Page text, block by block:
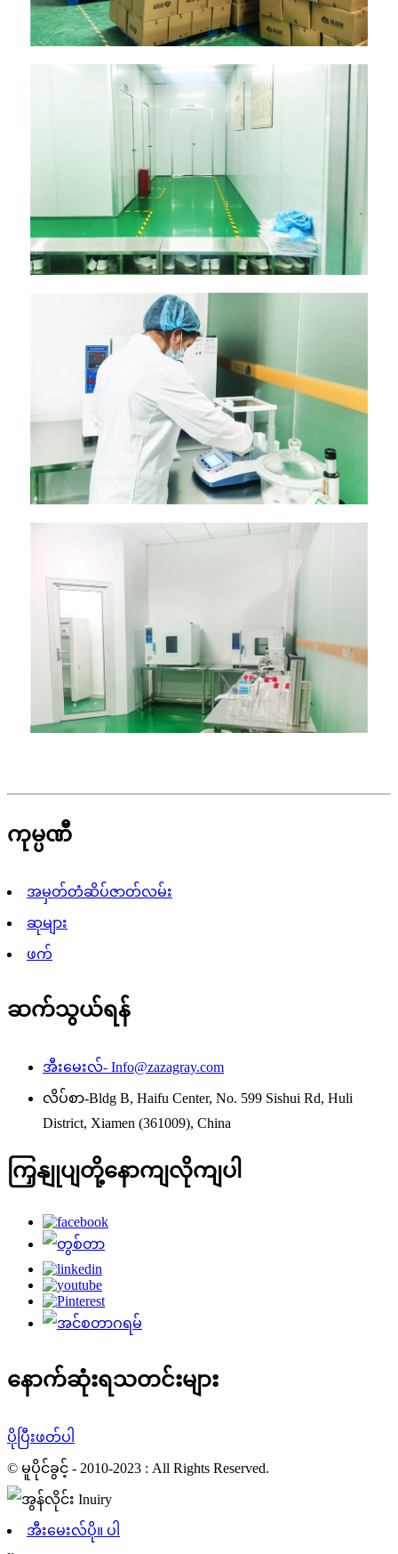
ကုမ္ပဏီ
အမှတ်တံဆိပ်ဇာတ်လမ်း
ဆုများ
ဖက်
ဆက်သွယ်ရန်
အီးမေးလ်- Info@zazagray.com
လိပ်စာ-Bldg B, Haifu Center, No. 599 Sishui Rd, Huli
District, Xiamen (361009), China
ကြှနျုပျတို့နောကျလိုကျပါ
နောက်ဆုံးရသတင်းများ
ပိုပြီးဖတ်ပါ
© မူပိုင်ခွင့် - 2010-2023 : All Rights Reserved.
အီးမေးလ်ပို။ ပါ